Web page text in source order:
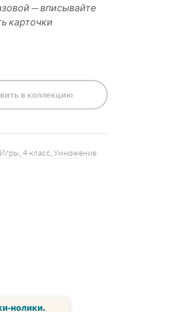
— вписывайте
карточки
в коллекцию
Игры 4 класс Умножение